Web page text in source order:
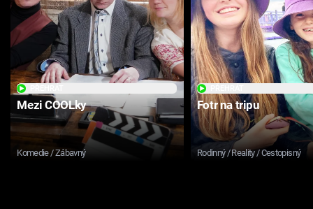
Mezi COOLky
Komedie / Zábavný
Fotr na tripu
Rodinný / Reality / Cestopisný